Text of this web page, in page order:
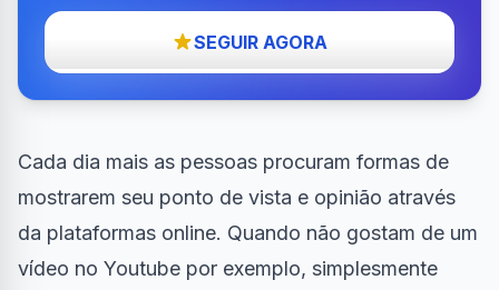
SEGUIR AGORA
Cada dia mais as pessoas procuram formas de
mostrarem seu ponto de vista e opinião através
da plataformas online. Quando não gostam de um
vídeo no Youtube por exemplo, simplesmente